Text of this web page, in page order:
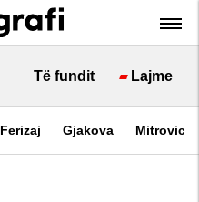
Të fundit Lajme
Ferizaj Gjakova Mitrovica